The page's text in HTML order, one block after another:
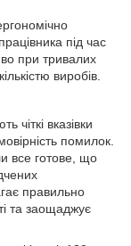
під час
при тривалих
виробів.
чіткі вказівки
помилок.
все готове, що
правильно
та заощаджує